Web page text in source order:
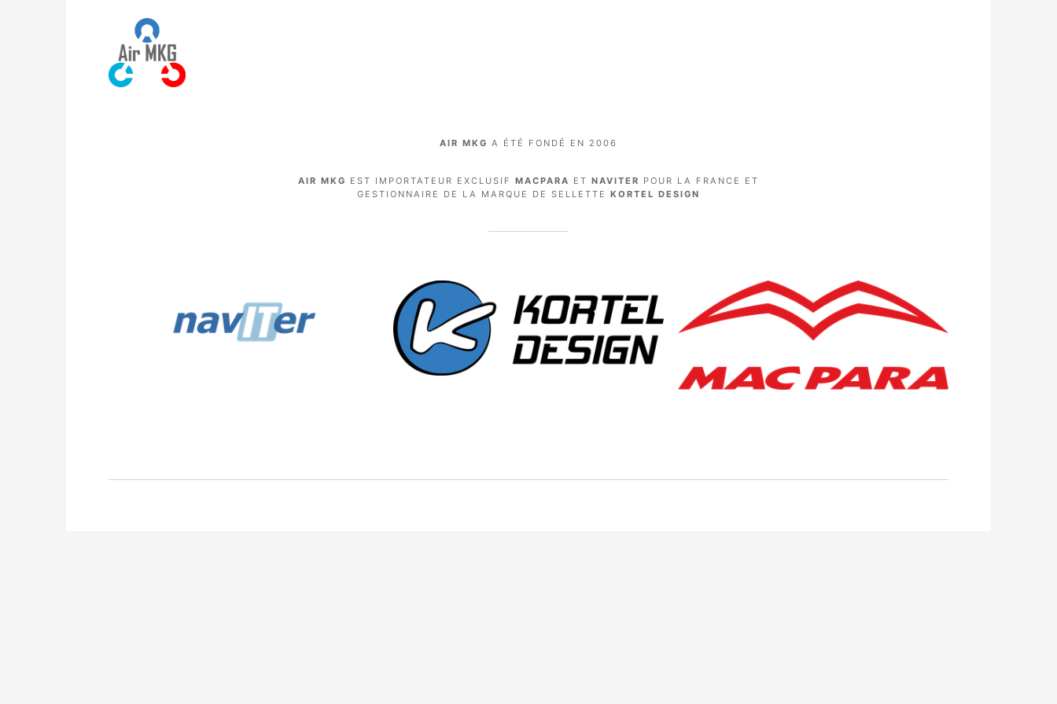
AIR MKG A ÉTÉ FONDÉ EN 2006
AIR MKG EST IMPORTATEUR EXCLUSIF MACPARA ET NAVITER POUR LA FRANCE ET
GESTIONNAIRE DE LA MARQUE DE SELLETTE KORTEL DESIGN